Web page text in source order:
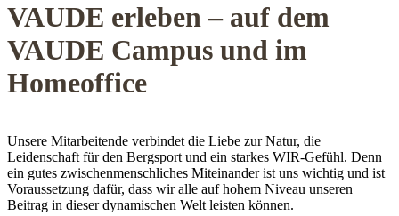
VAUDE erleben – auf dem
VAUDE Campus und im
Homeoffice
Unsere Mitarbeitende verbindet die Liebe zur Natur, die
Leidenschaft für den Bergsport und ein starkes WIR-Gefühl. Denn
ein gutes zwischenmenschliches Miteinander ist uns wichtig und ist
Voraussetzung dafür, dass wir alle auf hohem Niveau unseren
Beitrag in dieser dynamischen Welt leisten können.